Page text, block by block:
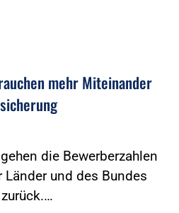
mehr Miteinander
die Bewerberzahlen
und des Bundes